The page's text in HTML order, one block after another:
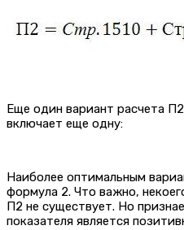
Еще один вариант расчета
включает еще одну:
Наиболее оптимальным
формула 2. Что важно,
П2 не существует. Но
показателя является